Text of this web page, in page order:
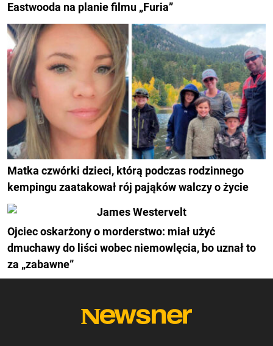
Eastwooda na planie filmu „Furia”
Matka czwórki dzieci, którą podczas rodzinnego
kempingu zaatakował rój pająków walczy o życie
Ojciec oskarżony o morderstwo: miał użyć
dmuchawy do liści wobec niemowlęcia, bo uznał to
za „zabawne”